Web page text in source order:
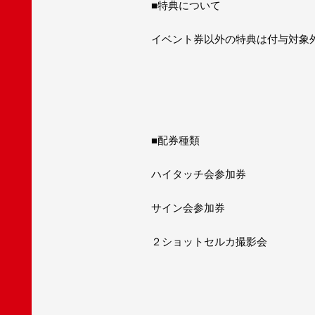
■特典について
イベント券以外の特典は付与対象
■配券種類
ハイタッチ会参加券
サイン会参加券
２ショットセルカ撮影会